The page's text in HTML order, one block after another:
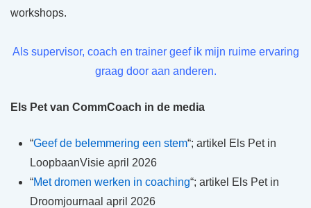
workshops.
Als supervisor, coach en trainer geef ik mijn ruime ervaring
graag door aan anderen.
Els Pet van CommCoach in de media
“Geef de belemmering een stem“; artikel Els Pet in
LoopbaanVisie april 2026
“Met dromen werken in coaching“; artikel Els Pet in
Droomjournaal april 2026